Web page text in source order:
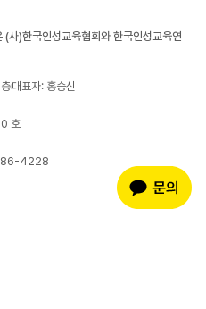
사)한국인성교육협회와 한국인성교육연
대표자: 홍승신
호
4228